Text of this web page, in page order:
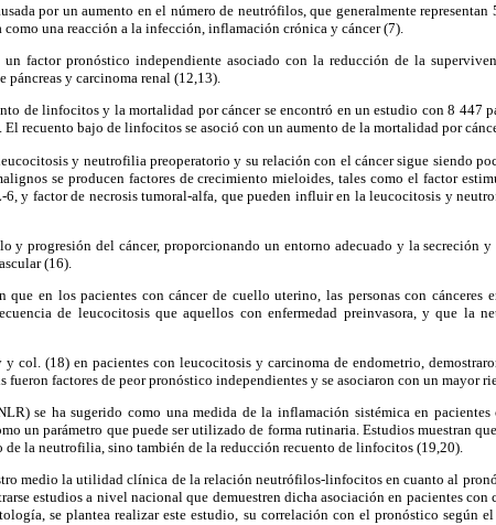
por un aumento en el número de neutrófilos, que generalmente
una reacción a la infección, inflamación crónica y cáncer (7).
factor pronóstico independiente asociado con la reducción de la
páncreas y carcinoma renal (12,13).
de linfocitos y la mortalidad por cáncer se encontró en un estudio con 8 447
El recuento bajo de linfocitos se asoció con un aumento de la mortalidad por
y neutrofilia preoperatorio y su relación con el cáncer sigue siendo
se producen factores de crecimiento mieloides, tales como el factor
y factor de necrosis tumoral-alfa, que pueden influir en la leucocitosis y
y progresión del cáncer, proporcionando un entorno adecuado y la secreción
(16).
que en los pacientes con cáncer de cuello uterino, las personas con cánceres
de leucocitosis que aquellos con enfermedad preinvasora, y que la
col. (18) en pacientes con leucocitosis y carcinoma de endometrio,
factores de peor pronóstico independientes y se asociaron con un mayor
se ha sugerido como una medida de la inflamación sistémica en pacientes
un parámetro que puede ser utilizado de forma rutinaria. Estudios muestran
de la neutrofilia, sino también de la reducción recuento de linfocitos (19,20).
medio la utilidad clínica de la relación neutrófilos-linfocitos en cuanto al
estudios a nivel nacional que demuestren dicha asociación en pacientes con
se plantea realizar este estudio, su correlación con el pronóstico según